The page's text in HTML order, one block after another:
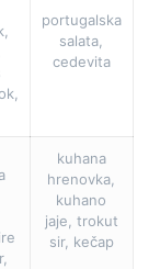
portugalska
salata,
cedevita
kuhana
hrenovka,
kuhano
jaje, trokut
sir, kečap